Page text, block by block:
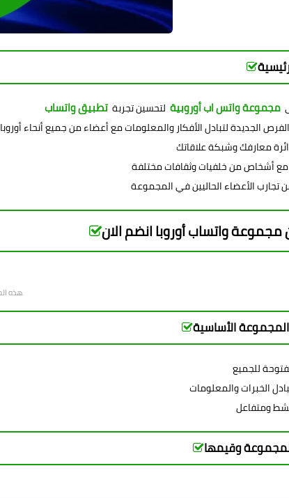
مجموعة واتس اب أوروبية لتحسين تجربة تطبيق واتساب
الجديدة لتبادل الأفكار والمعلومات مع أعضاء من جميع أنحاء أوروبا
معارفك وشبكة علاقاتك
مع أشخاص من خلفيات وثقافات مختلفة
تجارب الأعضاء الحاليين في المجموعة
مجموعة واتساب أوروبا انضم الان
هذه المجموعة مفتوحة للجميع. يمكن للأعضاء مشاركة أفكارهم وآرائهم بحرية. هي فرصة لتبادل الخبرات والمعلومات مع أشخاص من خلفيات مختلفة.
الأساسية
للجميع
الخبرات والمعلومات
ومتفاعل
وقيمها